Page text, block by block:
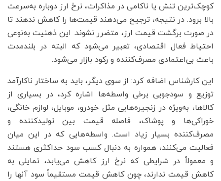
کوچک‌ترین تنش یا ناکامی در مذاکرات، نرخ ارز دوباره به‌سرعت
بالا برود. در نتیجه، ترجیح می‌دهند قیمت‌ها را کاهش ندهند تا
در صورت برگشت قیمت ارز، متضرر نشوند. این ذهنیت به‌نوعی
احتیاط فعال اقتصادی، تعبیر می‌شود که البته در بلندمدت
باعث بی‌اعتمادی مصرف‌کننده و رکود بازار می‌شود.
این کارشناس اضافه کرد: از سوی دیگر، باید به ساختار ناکارآمد
توزیع و سودجویی برخی واسطه‌ها اشاره کرد، در بسیاری از
کالاها، به‌ویژه در زنجیره‌هایی مثل خودرو، موبایل، لوازم خانگی،
خوراکی‌ها و پوشاک، فاصله قیمت بین تولیدکننده و
مصرف‌کننده بسیار زیاد است. واسطه‌هایی که در این میان
فعالیت می‌کنند، همواره به دنبال کسب سود حداکثری هستند
و معمولاً در شرایطی که نرخ ارز کاهش می‌یابد، تمایلی به
کاهش قیمت ندارند، چون کاهش قیمت مستقیماً سود آنها را